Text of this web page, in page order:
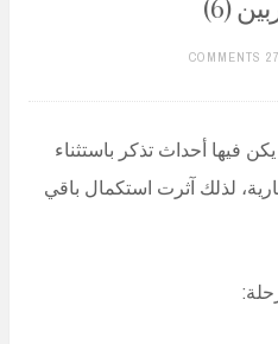
27 COMMENTS
فيها أحداث تذكر باستثناء
لذلك آثرت استكمال باقي